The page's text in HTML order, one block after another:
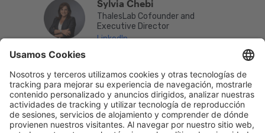
Sylvia Chebi
ThalesLab Cofounder and
Executive Director
LinkedIn